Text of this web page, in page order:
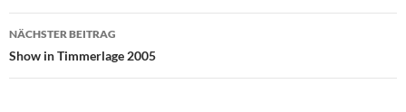
NÄCHSTER BEITRAG
Show in Timmerlage 2005